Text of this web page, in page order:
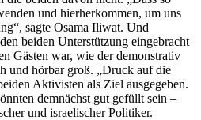
und hierherkommen, um uns
sagte Osama Iliwat. Und
beiden Unterstützung eingebracht
Gästen war, wie der demonstrativ
und hörbar groß. „Druck auf die
Aktivisten als Ziel ausgegeben.
demnächst gut gefüllt sein –
und israelischer Politiker.